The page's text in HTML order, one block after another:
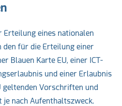
Erteilung eines nationalen
den für die Erteilung einer
Blauen Karte EU, einer ICT-
und einer Erlaubnis
geltenden Vorschriften und
nach Aufenthaltszweck.